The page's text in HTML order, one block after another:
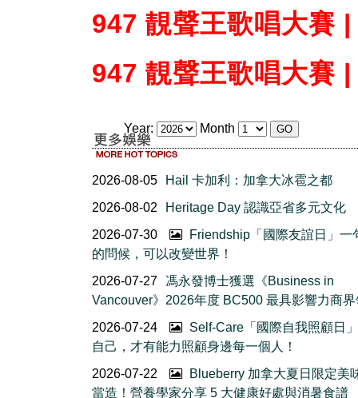
947 靚聲王歌唱大賽
947 靚聲王歌唱大賽
Year: Month
2026-08-05
Hail 卡加利：加拿大冰雹之都
2026-08-02
Heritage Day 認識亞省多元文化
2026-07-30
Friendship「國際友誼日」一
的問候，可以改變世界！
2026-07-27
馮永發博士獲選《Business in
Vancouver》2026年度 BC500 最具影響力商
2026-07-24
Self-Care「國際自我照顧日
自己，才有能力照顧身邊每一個人！
2026-07-22
Blueberry 加拿大夏日限定美
當造！營養學家分享 5 大健康好處與消暑食譜